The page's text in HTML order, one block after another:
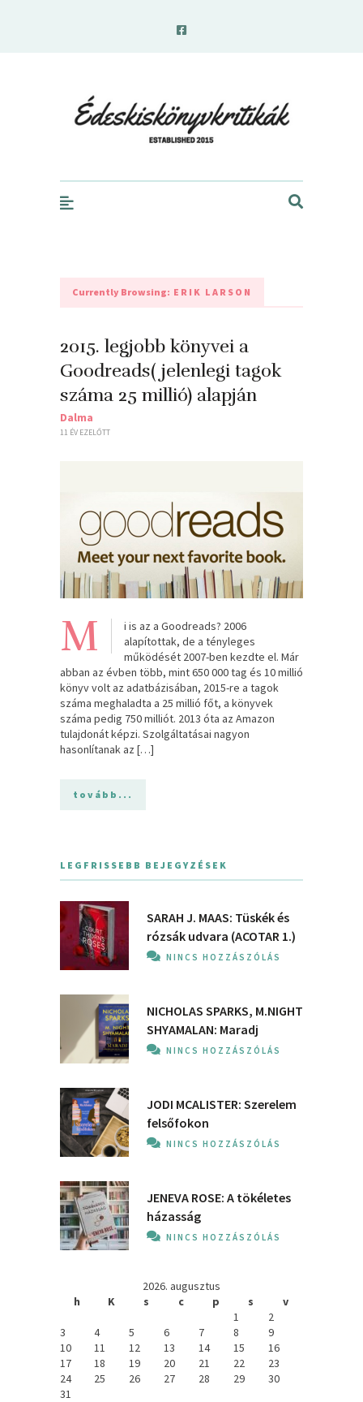
Currently Browsing: ERIK LARSON
2015. legjobb könyvei a
Goodreads( jelenlegi tagok
száma 25 millió) alapján
Dalma
11 ÉV EZELŐTT
M
i is az a Goodreads? 2006
alapítottak, de a tényleges
működését 2007-ben kezdte el. Már
abban az évben több, mint 650 000 tag és 10 millió
könyv volt az adatbázisában, 2015-re a tagok
száma meghaladta a 25 millió főt, a könyvek
száma pedig 750 milliót. 2013 óta az Amazon
tulajdonát képzi. Szolgáltatásai nagyon
hasonlítanak az […]
tovább...
LEGFRISSEBB BEJEGYZÉSEK
SARAH J. MAAS: Tüskék és
rózsák udvara (ACOTAR 1.)
NINCS HOZZÁSZÓLÁS
NICHOLAS SPARKS, M.NIGHT
SHYAMALAN: Maradj
NINCS HOZZÁSZÓLÁS
JODI MCALISTER: Szerelem
felsőfokon
NINCS HOZZÁSZÓLÁS
JENEVA ROSE: A ​tökéletes
házasság
NINCS HOZZÁSZÓLÁS
2026. augusztus
h
K s c p s
v
1
2
3
4 5 6 7 8
9
10
11 12 13 14 15
16
17
18 19 20 21 22
23
24
25 26 27 28 29
30
31